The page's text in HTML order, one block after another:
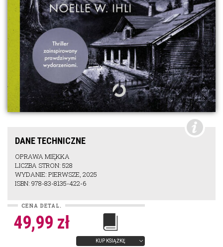
DANE TECHNICZNE
OPRAWA MIĘKKA
LICZBA STRON: 528
WYDANIE: PIERWSZE, 2025
ISBN: 978-83-8135-422-6
CENA DETAL.
49,99 zł
KUP KSIĄŻKĘ